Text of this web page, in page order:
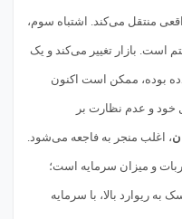
منتقل می‌کند. اشتباه سوم،
بازار تغییر می‌کند و یک
بوده، ممکن است اکنون
خود و عدم نظارت بر
، اغلب منجر به فاجعه می‌شود.
و میزان سرمایه است؛
ریوارد بالا، با سرمایه